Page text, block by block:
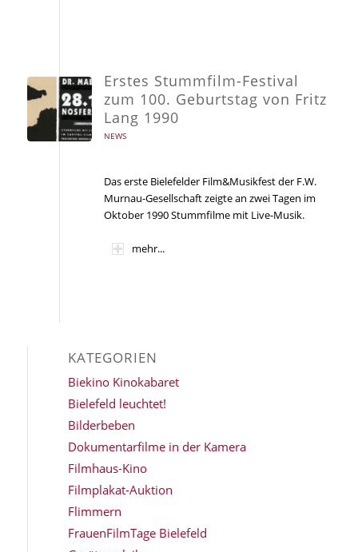
Erstes Stummfilm-Festival
zum 100. Geburtstag von Fritz
Lang 1990
NEWS
Das erste Bielefelder Film&Musikfest der F.W.
Murnau-Gesellschaft zeigte an zwei Tagen im
Oktober 1990 Stummfilme mit Live-Musik.
mehr...
KATEGORIEN
Biekino Kinokabaret
Bielefeld leuchtet!
Bilderbeben
Dokumentarfilme in der Kamera
Filmhaus-Kino
Filmplakat-Auktion
Flimmern
FrauenFilmTage Bielefeld